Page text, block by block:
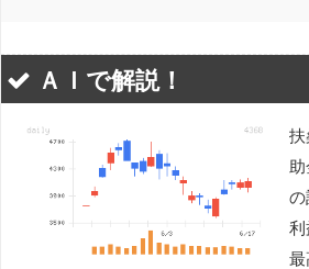
ＡＩで解説！
扶
の
利
最